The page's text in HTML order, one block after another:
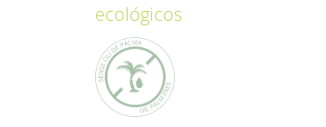
ecológicos